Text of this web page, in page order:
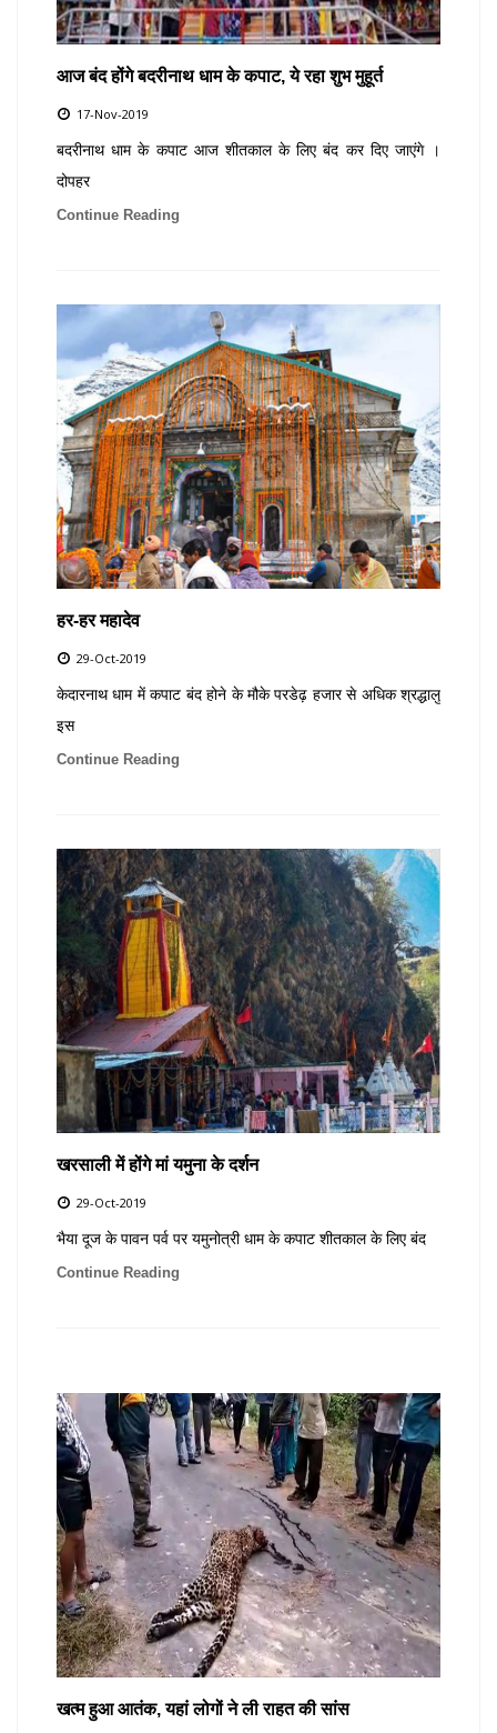
आज बंद होंगे बदरीनाथ धाम के कपाट, ये रहा शुभ मुहूर्त
17-Nov-2019
बदरीनाथ धाम के कपाट आज शीतकाल के लिए बंद कर दिए जाएंगे ।
दोपहर
Continue Reading
हर-हर महादेव
29-Oct-2019
केदारनाथ धाम में कपाट बंद होने के मौके परडेढ़ हजार से अधिक श्रद्धालु
इस
Continue Reading
खरसाली में होंगे मां यमुना के दर्शन
29-Oct-2019
भैया दूज के पावन पर्व पर यमुनोत्री धाम के कपाट शीतकाल के लिए बंद
Continue Reading
खत्म हुआ आतंक, यहां लोगों ने ली राहत की सांस